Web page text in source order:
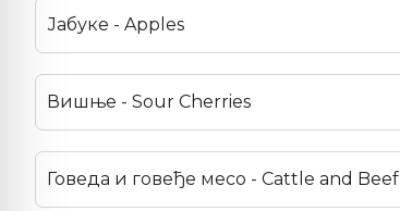
Јабуке - Apples
Вишње - Sour Cherries
Говеда и говеђе месо - Cattle and Beef